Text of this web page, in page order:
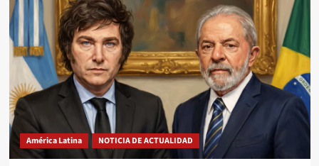
América Latina NOTICIA DE ACTUALIDAD